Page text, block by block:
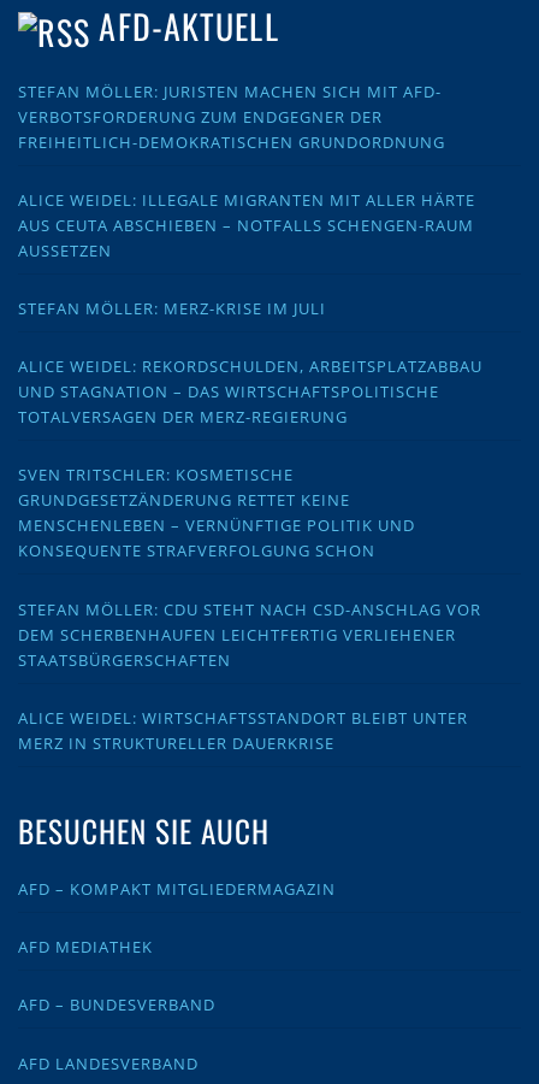
AFD-AKTUELL
STEFAN MÖLLER: JURISTEN MACHEN SICH MIT AFD-
VERBOTSFORDERUNG ZUM ENDGEGNER DER
FREIHEITLICH-DEMOKRATISCHEN GRUNDORDNUNG
ALICE WEIDEL: ILLEGALE MIGRANTEN MIT ALLER HÄRTE
AUS CEUTA ABSCHIEBEN – NOTFALLS SCHENGEN-RAUM
AUSSETZEN
STEFAN MÖLLER: MERZ-KRISE IM JULI
ALICE WEIDEL: REKORDSCHULDEN, ARBEITSPLATZABBAU
UND STAGNATION – DAS WIRTSCHAFTSPOLITISCHE
TOTALVERSAGEN DER MERZ-REGIERUNG
SVEN TRITSCHLER: KOSMETISCHE
GRUNDGESETZÄNDERUNG RETTET KEINE
MENSCHENLEBEN – VERNÜNFTIGE POLITIK UND
KONSEQUENTE STRAFVERFOLGUNG SCHON
STEFAN MÖLLER: CDU STEHT NACH CSD-ANSCHLAG VOR
DEM SCHERBENHAUFEN LEICHTFERTIG VERLIEHENER
STAATSBÜRGERSCHAFTEN
ALICE WEIDEL: WIRTSCHAFTSSTANDORT BLEIBT UNTER
MERZ IN STRUKTURELLER DAUERKRISE
BESUCHEN SIE AUCH
AFD – KOMPAKT MITGLIEDERMAGAZIN
AFD MEDIATHEK
AFD – BUNDESVERBAND
AFD LANDESVERBAND